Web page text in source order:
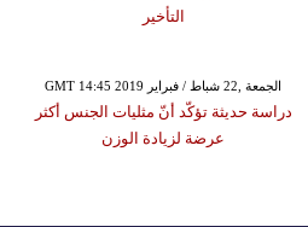
التأخير
GMT 14:45 2019 الجمعة ,22 شباط / فبراير
دراسة حديثة تؤكّد أنّ مثليات الجنس أكثر
عرضة لزيادة الوزن